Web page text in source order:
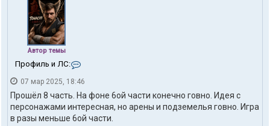
Автор темы
Профиль и ЛС:
н
т
к
т
07 мар 2025, 18:46
Прошёл 8 часть. На фоне 6ой части конечно говно. Идея с
персонажами интересная, но арены и подземелья говно. Игра
в разы меньше 6ой части.